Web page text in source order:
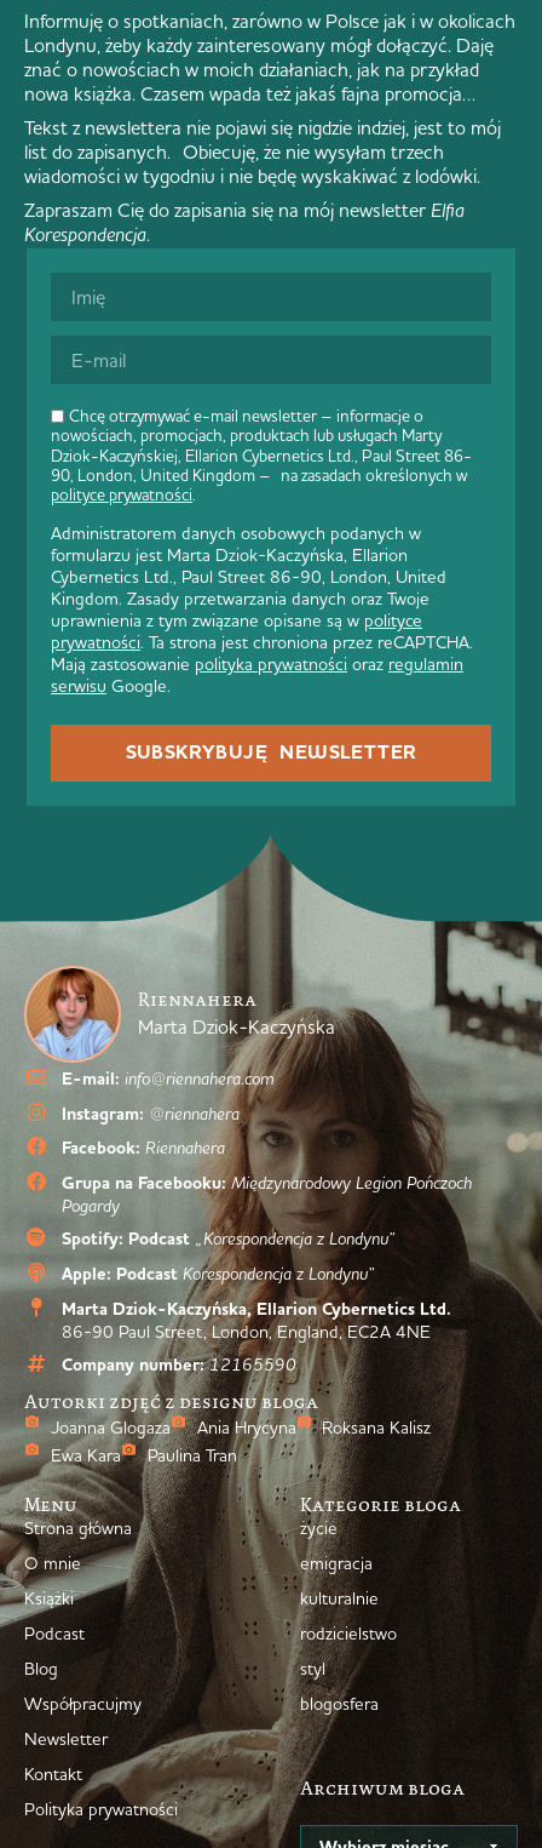
Chcę otrzymywać e-mail newsletter – informacje o
nowościach, promocjach, produktach lub usługach Marty
Dziok-Kaczyńskiej, Ellarion Cybernetics Ltd., Paul Street 86-
90, London, United Kingdom – na zasadach określonych w
polityce prywatności.
Administratorem danych osobowych podanych w
formularzu jest Marta Dziok-Kaczyńska, Ellarion
Cybernetics Ltd., Paul Street 86-90, London, United
Kingdom. Zasady przetwarzania danych oraz Twoje
uprawnienia z tym związane opisane są w polityce
prywatności. Ta strona jest chroniona przez reCAPTCHA.
Mają zastosowanie polityka prywatności oraz regulamin
serwisu Google.
SUBSKRYBUJĘ NEWSLETTER
Informuję o spotkaniach, zarówno w Polsce jak i w okolicach
Londynu, żeby każdy zainteresowany mógł dołączyć. Daję
znać o nowościach w moich działaniach, jak na przykład
nowa książka. Czasem wpada też jakaś fajna promocja…
Tekst z newslettera nie pojawi się nigdzie indziej, jest to mój
list do zapisanych. Obiecuję, że nie wysyłam trzech
wiadomości w tygodniu i nie będę wyskakiwać z lodówki.
Zapraszam Cię do zapisania się na mój newsletter Elfia
Korespondencja.
Riennahera
Marta Dziok-Kaczyńska
E-mail: info@riennahera.com
Instagram: @riennahera
Facebook: Riennahera
Grupa na Facebooku: Międzynarodowy Legion Pończoch
Pogardy
Spotify: Podcast „Korespondencja z Londynu”
Apple: Podcast Korespondencja z Londynu”
Marta Dziok-Kaczyńska, Ellarion Cybernetics Ltd.
86-90 Paul Street, London, England, EC2A 4NE
Company number: 12165590
Autorki zdjęć z designu bloga
Joanna Glogaza Ania Hrycyna
Roksana Kalisz
Ewa Kara
Paulina Tran
Menu
Strona główna
O mnie
Książki
Podcast
Blog
Współpracujmy
Newsletter
Kontakt
Polityka prywatności
Kategorie bloga
życie
emigracja
kulturalnie
rodzicielstwo
styl
blogosfera
Archiwum bloga